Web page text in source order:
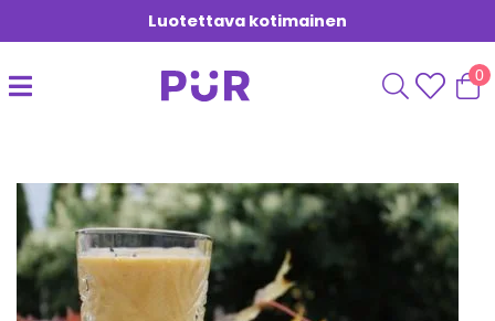
Luotettava kotimainen
0